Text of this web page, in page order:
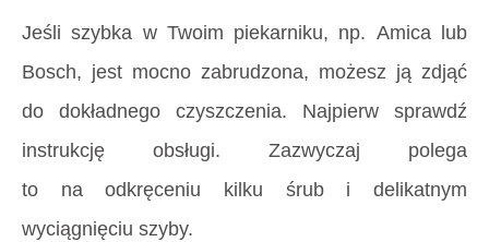
Jeśli szybka w Twoim piekarniku, np. Amica lub
Bosch, jest mocno zabrudzona, możesz ją zdjąć
do dokładnego czyszczenia. Najpierw sprawdź
instrukcję obsługi. Zazwyczaj polega
to na odkręceniu kilku śrub i delikatnym
wyciągnięciu szyby.